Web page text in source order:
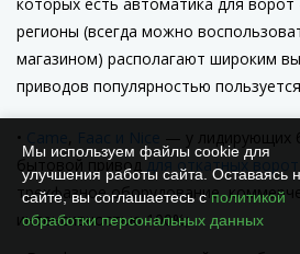
регионы (всегда можно
магазином) располагают широким
приводов популярностью
,
— у лидирующих
бытовой приводдля откатных ворот
трехфазное оборудование,
интенсивностью 100%;
Мы используем файлы cookie для
улучшения работы сайта. Оставаясь
сайте, вы соглашаетесь сполитикой
обработки персональных данных